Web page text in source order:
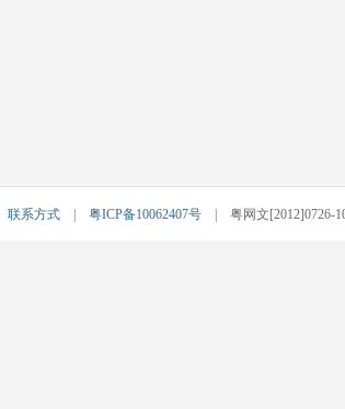
联系方式 粤ICP备10062407号 | 粤网文[2012]0726-